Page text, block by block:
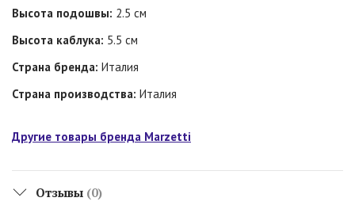
Высота подошвы: 2.5 см
Высота каблука: 5.5 см
Страна бренда: Италия
Страна производства: Италия
Другие товары бренда Marzetti
Отзывы (0)